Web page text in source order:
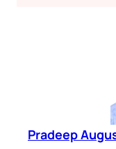
Pradeep